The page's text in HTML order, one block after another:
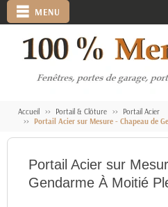
MENU
Accueil Portail & Clôture
Portail Acier
Portail Acier sur Mesure - Chapeau de
Portail Acier sur
Gendarme À Moitié